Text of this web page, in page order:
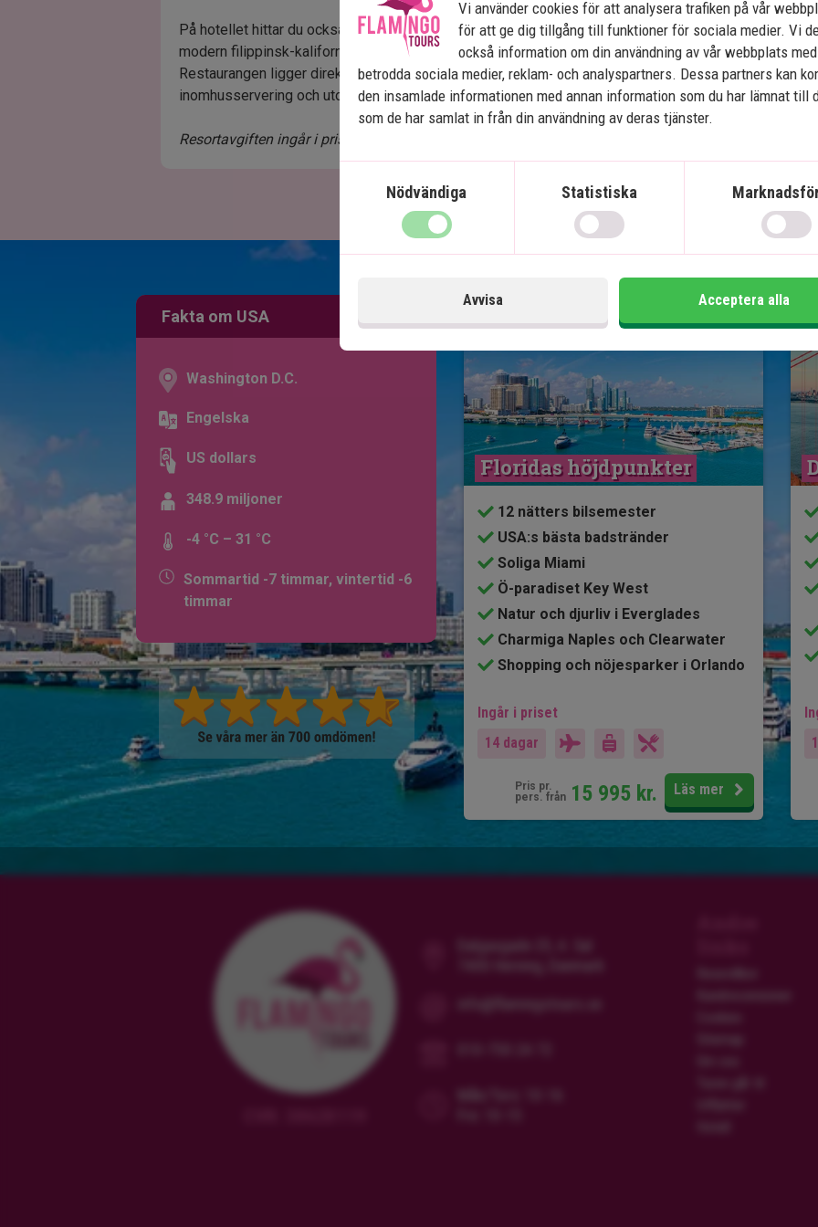
På hotellet hittar du också restaurangen Abacá, som serverar
modern filippinsk-kalifornisk mat med fokus på säsongens råvaror.
Restaurangen ligger direkt på hotellet och erbjuder både
inomhusservering och utomhusmat på terrassen.
Resortavgiften ingår i priset.
Fakta om USA
Washington D.C.
Engelska
US dollars
348.9 miljoner
-4 °C – 31 °C
Sommartid -7 timmar, vintertid -6
timmar
Floridas höjdpunkter
12 nätters bilsemester
USA:s bästa badstränder
Soliga Miami
Ö-paradiset Key West
Natur och djurliv i Everglades
Charmiga Naples och Clearwater
Shopping och nöjesparker i Orlando
Ingår i priset
14 dagar
Pris pr.
pers. från 15 995 kr. Läs mer
Vi använder cookies för att analysera trafiken på vår
för att ge dig tillgång till funktioner för sociala medier. Vi
också information om din användning av vår webbplats
betrodda sociala medier, reklam- och analyspartners. Dessa partners kan
den insamlade informationen med annan information som du har lämnat till
som de har samlat in från din användning av deras tjänster.
Nödvändiga Statistiska
Avvisa Acceptera alla